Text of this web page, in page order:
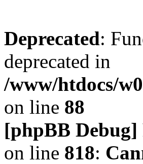
Deprecated:
deprecated in
/www/htdocs/
on line 88
[phpBB Debug]
on line 818: